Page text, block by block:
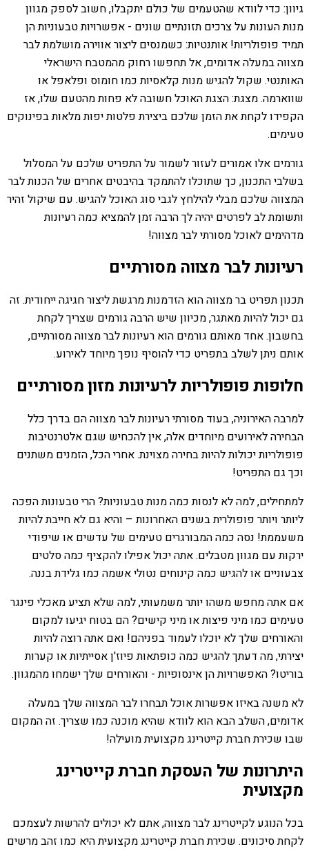
גיוון: כדי לוודא שהטעמים של כולם יתקבלו, חשוב לספק מגוון
מנות העונות על צרכים תזונתיים שונים - אפשרויות טבעוניות הן
תמיד פופולריות! אותנטיות: כשמנסים ליצור אווירה מושלמת לבר
מצווה במעלה אדומים, אל תחפשו רחוק מהמטבח הישראלי
האותנטי. שקול להגיש מנות קלאסיות כמו חומוס ופלאפל או
שווארמה. מצגת: הצגת האוכל חשובה לא פחות מהטעם שלו, אז
הקפידו לקחת את הזמן שלכם ביצירת פלטות יפות מלאות בפינוקים
טעימים.
גורמים אלו אמורים לעזור לשמור על התפריט שלכם על המסלול
בשלבי התכנון, כך שתוכלו להתמקד בהיבטים אחרים של הכנות לבר
המצווה שלכם מבלי להילחץ לגבי סוג האוכל להגיש. עם שיקול זהיר
ותשומת לב לפרטים יהיה לך הרבה זמן להמציא כמה רעיונות
מדהימים לאוכל מסורתי לבר מצווה!
רעיונות לבר מצווה מסורתיים
תכנון תפריט בר מצווה הוא הזדמנות מרגשת ליצור חגיגה ייחודית. זה
גם יכול להיות מאתגר, מכיוון שיש הרבה גורמים שצריך לקחת
בחשבון. אחד מאותם גורמים הוא רעיונות לבר מצווה מסורתיים,
אותם ניתן לשלב בתפריט כדי להוסיף נופך מיוחד לאירוע.
חלופות פופולריות לרעיונות מזון מסורתיים
למרבה האירוניה, בעוד מסורתי רעיונות לבר מצווה הם בדרך כלל
הבחירה לאירועים מיוחדים אלה, אין להכחיש שגם אלטרנטיבות
פופולריות יכולות להיות בחירה מצוינת. אחרי הכל, הזמנים משתנים
וכך גם התפריט!
למתחילים, למה לא לנסות כמה מנות טבעוניות? הרי טבעונות הפכה
ליותר ויותר פופולרית בשנים האחרונות – והיא גם לא חייבת להיות
משעממת! נסה כמה המבורגרים טעימים של עדשים או שיפודי
ירקות עם מגוון מטבלים. אתה יכול אפילו להקציף כמה סלטים
צבעוניים או להגיש כמה קינוחים נטולי אשמה כמו גלידת בננה.
אם אתה מחפש משהו יותר משמעותי, למה שלא תציע מאכלי פינגר
טעימים כמו מיני פיצות או מיני קישים? הם בטוח יגיעו למקום
והאורחים שלך לא יוכלו לעמוד בפניהם! ואם אתה רוצה להיות
יצירתי, מה דעתך להגיש כמה כופתאות פיוז'ן אסייתיות או קערות
בוריטו? האפשרויות הן אינסופיות - והאורחים שלך ישמחו מהמגוון.
לא משנה באיזו אפשרות אוכל תבחרו לבר המצווה שלך במעלה
אדומים, השלב הבא הוא לוודא שהיא מוכנה כמו שצריך. זה המקום
שבו שכירת חברת קייטרינג מקצועית מועילה!
היתרונות של העסקת חברת קייטרינג
מקצועית
בכל הנוגע לקייטרינג לבר מצווה, אתם לא יכולים להרשות לעצמכם
לקחת סיכונים. שכירת חברת קייטרינג מקצועית היא כמו זהב מרשים